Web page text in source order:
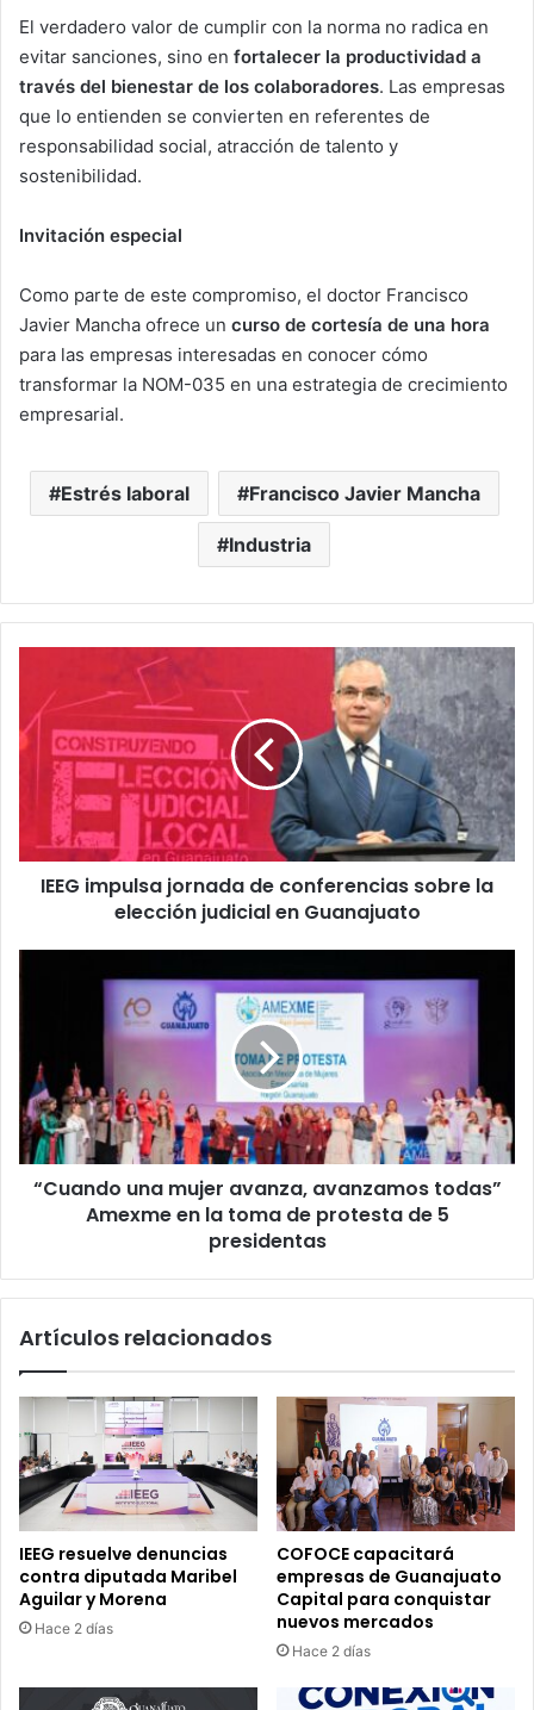
El verdadero valor de cumplir con la norma no radica en
evitar sanciones, sino en fortalecer la productividad a
través del bienestar de los colaboradores. Las empresas
que lo entienden se convierten en referentes de
responsabilidad social, atracción de talento y
sostenibilidad.
Invitación especial
Como parte de este compromiso, el doctor Francisco
Javier Mancha ofrece un curso de cortesía de una hora
para las empresas interesadas en conocer cómo
transformar la NOM-035 en una estrategia de crecimiento
empresarial.
Estrés laboral Francisco Javier Mancha
Industria
jornada
de
conferencias
sobre
elección
judicial
IEEG impulsa jornada de conferencias sobre la
elección judicial en Guanajuato
avanzamos
todas”
Amexme
en
la
toma
5
“Cuando una mujer avanza, avanzamos todas”
Amexme en la toma de protesta de 5
presidentas
Artículos relacionados
IEEG resuelve denuncias
contra diputada Maribel
Aguilar y Morena
Hace 2 días
COFOCE capacitará
empresas de Guanajuato
Capital para conquistar
nuevos mercados
Hace 2 días